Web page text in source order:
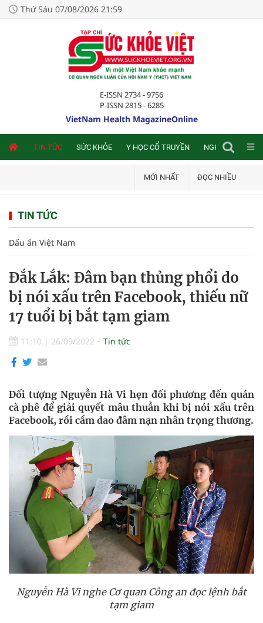
Thứ Sáu 07/08/2026 21:59
E-ISSN 2734 - 9756
P-ISSN 2815 - 6285
VietNam Health MagazineOnline
TIN TỨC SỨC KHỎE Y HỌC CỔ TRUYỀN NGHIÊN CỨU
MỚI NHẤT ĐỌC NHIỀU
TIN TỨC
Dấu ấn Việt Nam
Đắk Lắk: Đâm bạn thủng phổi do
bị nói xấu trên Facebook, thiếu nữ
17 tuổi bị bắt tạm giam
11:10 | 26/09/2022 Tin tức
Đối tượng Nguyễn Hà Vi hẹn đối phương đến quán
cà phê để giải quyết mâu thuẫn khi bị nói xấu trên
Facebook, rồi cầm dao đâm nạn nhân trọng thương.
Nguyễn Hà Vi nghe Cơ quan Công an đọc lệnh bắt
tạm giam